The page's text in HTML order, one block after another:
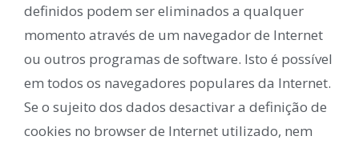
definidos podem ser eliminados a qualquer
momento através de um navegador de Internet
ou outros programas de software. Isto é possível
em todos os navegadores populares da Internet.
Se o sujeito dos dados desactivar a definição de
cookies no browser de Internet utilizado, nem